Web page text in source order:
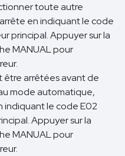
toute autre
en indiquant le code
principal. Appuyer sur la
MANUAL pour
être arrêtées avant de
mode automatique,
indiquant le code E02
Appuyer sur la
MANUAL pour